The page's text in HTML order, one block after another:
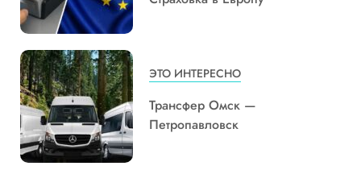
ЭТО ИНТЕРЕСНО
Трансфер Омск —
Петропавловск